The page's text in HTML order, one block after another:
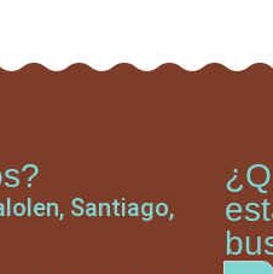
Santiago,